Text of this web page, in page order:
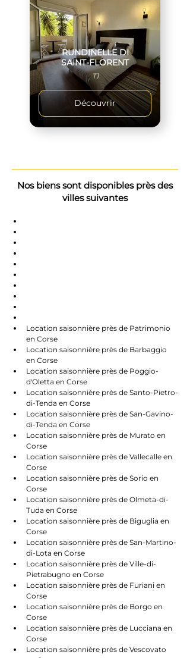
RUNDINELLE DI
SAINT-FLORENT
T1
Découvrir
Nos biens sont disponibles près des
villes suivantes
Location saisonnière près de Patrimonio
en Corse
Location saisonnière près de Barbaggio
en Corse
Location saisonnière près de Poggio-
d'Oletta en Corse
Location saisonnière près de Santo-Pietro-
di-Tenda en Corse
Location saisonnière près de San-Gavino-
di-Tenda en Corse
Location saisonnière près de Murato en
Corse
Location saisonnière près de Vallecalle en
Corse
Location saisonnière près de Sorio en
Corse
Location saisonnière près de Olmeta-di-
Tuda en Corse
Location saisonnière près de Biguglia en
Corse
Location saisonnière près de San-Martino-
di-Lota en Corse
Location saisonnière près de Ville-di-
Pietrabugno en Corse
Location saisonnière près de Furiani en
Corse
Location saisonnière près de Borgo en
Corse
Location saisonnière près de Lucciana en
Corse
Location saisonnière près de Vescovato